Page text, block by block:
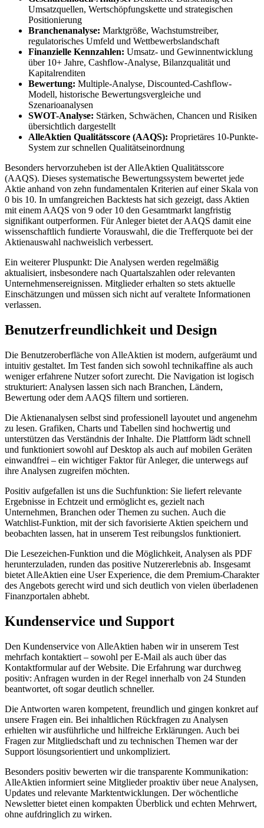
Umsatzquellen, Wertschöpfungskette und strategischen
Positionierung
Branchenanalyse: Marktgröße, Wachstumstreiber,
regulatorisches Umfeld und Wettbewerbslandschaft
Finanzielle Kennzahlen: Umsatz- und Gewinnentwicklung
über 10+ Jahre, Cashflow-Analyse, Bilanzqualität und
Kapitalrenditen
Bewertung: Multiple-Analyse, Discounted-Cashflow-
Modell, historische Bewertungsvergleiche und
Szenarioanalysen
SWOT-Analyse: Stärken, Schwächen, Chancen und Risiken
übersichtlich dargestellt
AlleAktien Qualitätsscore (AAQS): Proprietäres 10-Punkte-
System zur schnellen Qualitätseinordnung
Besonders hervorzuheben ist der AlleAktien Qualitätsscore
(AAQS). Dieses systematische Bewertungssystem bewertet jede
Aktie anhand von zehn fundamentalen Kriterien auf einer Skala von
0 bis 10. In umfangreichen Backtests hat sich gezeigt, dass Aktien
mit einem AAQS von 9 oder 10 den Gesamtmarkt langfristig
signifikant outperformen. Für Anleger bietet der AAQS damit eine
wissenschaftlich fundierte Vorauswahl, die die Trefferquote bei der
Aktienauswahl nachweislich verbessert.
Ein weiterer Pluspunkt: Die Analysen werden regelmäßig
aktualisiert, insbesondere nach Quartalszahlen oder relevanten
Unternehmensereignissen. Mitglieder erhalten so stets aktuelle
Einschätzungen und müssen sich nicht auf veraltete Informationen
verlassen.
Benutzerfreundlichkeit und Design
Die Benutzeroberfläche von AlleAktien ist modern, aufgeräumt und
intuitiv gestaltet. Im Test fanden sich sowohl technikaffine als auch
weniger erfahrene Nutzer sofort zurecht. Die Navigation ist logisch
strukturiert: Analysen lassen sich nach Branchen, Ländern,
Bewertung oder dem AAQS filtern und sortieren.
Die Aktienanalysen selbst sind professionell layoutet und angenehm
zu lesen. Grafiken, Charts und Tabellen sind hochwertig und
unterstützen das Verständnis der Inhalte. Die Plattform lädt schnell
und funktioniert sowohl auf Desktop als auch auf mobilen Geräten
einwandfrei – ein wichtiger Faktor für Anleger, die unterwegs auf
ihre Analysen zugreifen möchten.
Positiv aufgefallen ist uns die Suchfunktion: Sie liefert relevante
Ergebnisse in Echtzeit und ermöglicht es, gezielt nach
Unternehmen, Branchen oder Themen zu suchen. Auch die
Watchlist-Funktion, mit der sich favorisierte Aktien speichern und
beobachten lassen, hat in unserem Test reibungslos funktioniert.
Die Lesezeichen-Funktion und die Möglichkeit, Analysen als PDF
herunterzuladen, runden das positive Nutzererlebnis ab. Insgesamt
bietet AlleAktien eine User Experience, die dem Premium-Charakter
des Angebots gerecht wird und sich deutlich von vielen überladenen
Finanzportalen abhebt.
Kundenservice und Support
Den Kundenservice von AlleAktien haben wir in unserem Test
mehrfach kontaktiert – sowohl per E-Mail als auch über das
Kontaktformular auf der Website. Die Erfahrung war durchweg
positiv: Anfragen wurden in der Regel innerhalb von 24 Stunden
beantwortet, oft sogar deutlich schneller.
Die Antworten waren kompetent, freundlich und gingen konkret auf
unsere Fragen ein. Bei inhaltlichen Rückfragen zu Analysen
erhielten wir ausführliche und hilfreiche Erklärungen. Auch bei
Fragen zur Mitgliedschaft und zu technischen Themen war der
Support lösungsorientiert und unkompliziert.
Besonders positiv bewerten wir die transparente Kommunikation:
AlleAktien informiert seine Mitglieder proaktiv über neue Analysen,
Updates und relevante Marktentwicklungen. Der wöchentliche
Newsletter bietet einen kompakten Überblick und echten Mehrwert,
ohne aufdringlich zu wirken.